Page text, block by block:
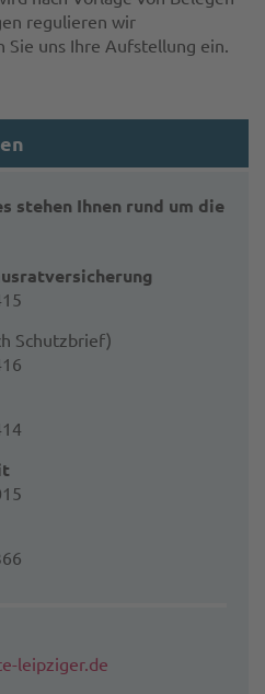
regulieren wir
Sie uns Ihre Aufstellung ein.
stehen Ihnen rund um die
Schutzbrief)
leipziger.de